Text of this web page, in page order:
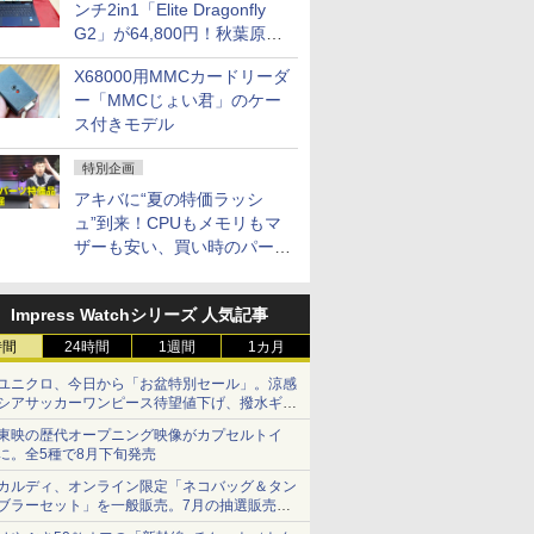
ンチ2in1「Elite Dragonfly
G2」が64,800円！秋葉原で
中古PCセール
X68000用MMCカードリーダ
ー「MMCじょい君」のケー
ス付きモデル
特別企画
アキバに“夏の特価ラッシ
ュ”到来！CPUもメモリもマ
ザーも安い、買い時のパーツ
Impress Watchシリーズ 人気記事
24時間 1週間 1カ月
ニクロ、今日から「お盆特別セール」。涼感
アサッカーワンピース待望値下げ、撥水ギア
ョーツは1990円に
映の歴代オープニング映像がカプセルトイ
。全5種で8月下旬発売
ルディ、オンライン限定「ネコバッグ＆タン
ラーセット」を一般販売。7月の抽選販売の
選無効分